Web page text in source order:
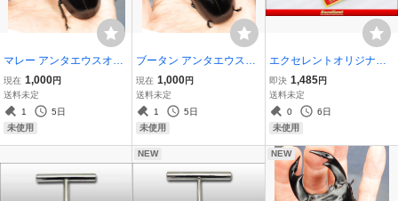
マレー アンタエウスオオ
クワガタ ロージンKUUG
A D103血統♂78ｍｍ♀47.
5ｍｍ
現在 1,000円
送料未定
1
5日
未使用
ブータン アンタエウスオ
オクワガタ トンサ怪物血
統(F9)♂88ｍｍ♀52ｍｍ
現在 1,000円
送料未定
1
5日
未使用
エクセレントオリジナル
クワガタ用人口蛹室
即決 1,485円
送料未定
0
6日
未使用
NEW NEW